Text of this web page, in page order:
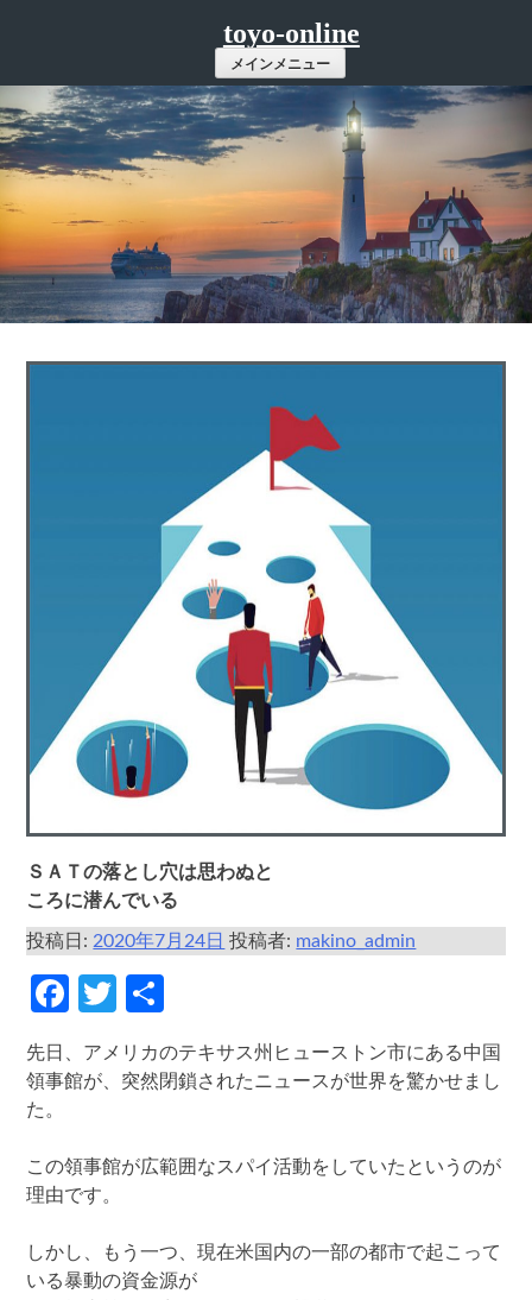
ツ
へ
ス
キ
ッ
プ
toyo-online
メインメニュー
ＳＡＴの落とし穴は思わぬと
ころに潜んでいる
投稿日:2020年7月24日 投稿者: makino_admin
Facebook
Twitter
先日、アメリカのテキサス州ヒューストン市にある中国
領事館が、突然閉鎖されたニュースが世界を驚かせまし
た。
この領事館が広範囲なスパイ活動をしていたというのが
理由です。
しかし、もう一つ、現在米国内の一部の都市で起こって
いる暴動の資金源が